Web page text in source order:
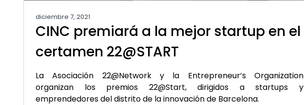
diciembre 7, 2021
CINC premiará a la mejor startup en el
certamen 22@START
La Asociación 22@Network y la Entrepreneur’s Organization
organizan los premios 22@Start, dirigidos a startups y
emprendedores del distrito de la innovación de Barcelona.